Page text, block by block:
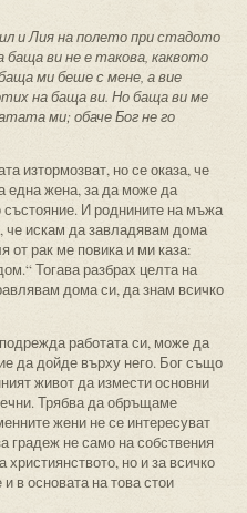
и Лия на полето при стадото
ви не е такова, каквото
ми беше с мене, а вие
на баща ви. Но баща ви ме
ми; обаче Бог не го
изтормозват, но се оказа, че
една жена, за да може да
И роднините на мъжа
че искам да завладявам дома
от рак ме повика и ми каза:
Тогава разбрах целта на
дома си, да знам всичко
работата си, може да
да дойде върху него. Бог също
живот да измести основни
Трябва да обръщаме
жени не се интересуват
градеж не само на собствения
но и за всичко
в основата на това стои